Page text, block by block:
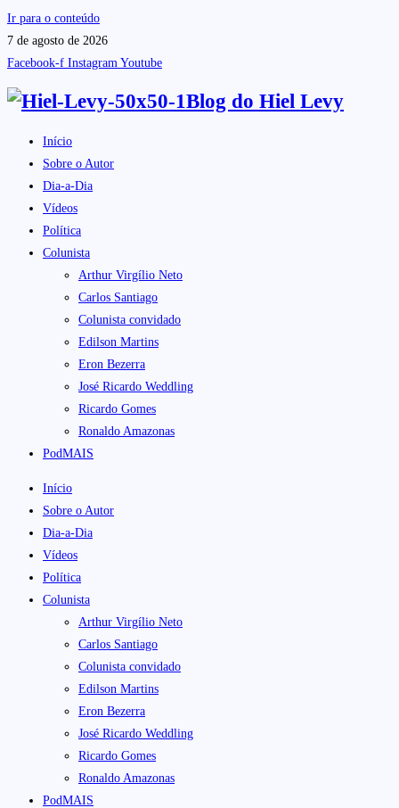
Ir para o conteúdo
7 de agosto de 2026
Facebook-f Instagram Youtube
Blog do Hiel Levy
Início
Sobre o Autor
Dia-a-Dia
Vídeos
Política
Colunista
Arthur Virgílio Neto
Carlos Santiago
Colunista convidado
Edilson Martins
Eron Bezerra
José Ricardo Weddling
Ricardo Gomes
Ronaldo Amazonas
PodMAIS
Início
Sobre o Autor
Dia-a-Dia
Vídeos
Política
Colunista
Arthur Virgílio Neto
Carlos Santiago
Colunista convidado
Edilson Martins
Eron Bezerra
José Ricardo Weddling
Ricardo Gomes
Ronaldo Amazonas
PodMAIS